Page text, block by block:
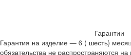
Гарантии
Гарантия на изделие — 6 ( шесть)
обязательства не распространяются